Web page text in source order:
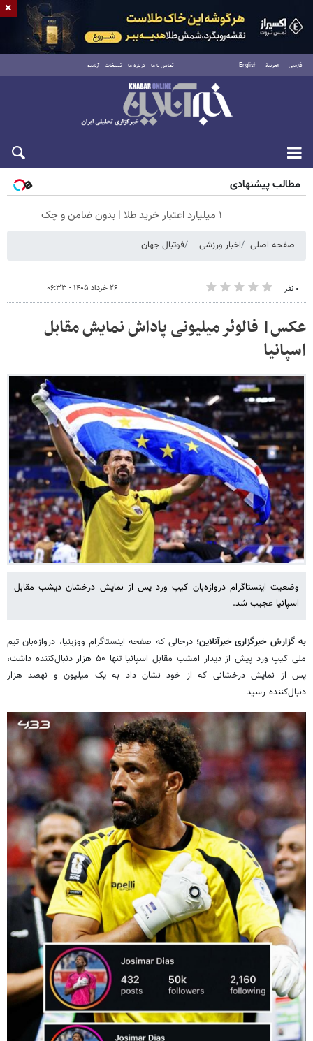
فارسی العربية English تماس با ما درباره ما تبلیغات آرشیو
جمعه ۱۶ مرداد ۱۴۰۵
مطالب پیشنهادی
۱ میلیارد اعتبار خرید طلا | بدون ضامن و چک
صفحه اصلی اخبار ورزشی فوتبال جهان
۰ نفر ۲۶ خرداد ۱۴۰۵ - ۰۶:۳۳
عکس| فالوئر میلیونی پاداش نمایش مقابل
اسپانیا
وضعیت اینستاگرام دروازه‌بان کیپ‌ ورد پس از نمایش درخشان دیشب مقابل
اسپانیا عجیب شد.
به گزارش خبرگزاری خبرآنلاین؛درحالی که صفحه اینستاگرام ووزینیا، دروازه‌بان تیم
ملی کیپ ورد پیش از دیدار امشب مقابل اسپانیا تنها ۵۰ هزار دنبال‌کننده داشت،
پس از نمایش درخشانی که از خود نشان داد به یک میلیون و نهصد هزار
دنبال‌کننده رسید
×